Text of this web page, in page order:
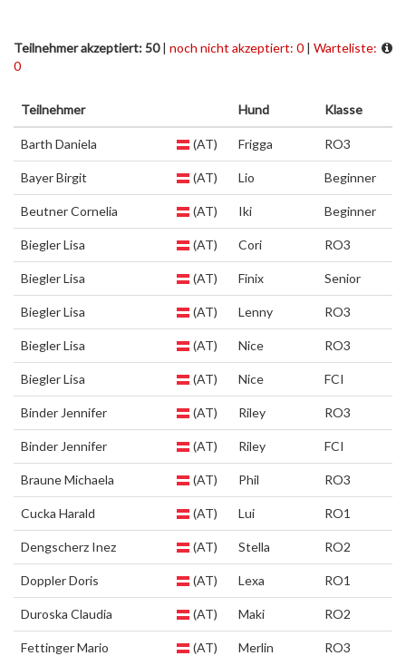
Teilnehmer akzeptiert: 50| noch nicht akzeptiert: 0 | Warteliste:
0
Teilnehmer Hund Klasse
Barth Daniela (AT) Frigga RO3
Bayer Birgit (AT) Lio Beginner
Beutner Cornelia (AT) Iki Beginner
Biegler Lisa (AT) Cori RO3
Biegler Lisa (AT) Finix Senior
Biegler Lisa (AT) Lenny RO3
Biegler Lisa (AT) Nice RO3
Biegler Lisa (AT) Nice FCI
Binder Jennifer (AT) Riley RO3
Binder Jennifer (AT) Riley FCI
Braune Michaela (AT) Phil RO3
Cucka Harald (AT) Lui RO1
Dengscherz Inez (AT) Stella RO2
Doppler Doris (AT) Lexa RO1
Duroska Claudia (AT) Maki RO2
Fettinger Mario (AT) Merlin RO3